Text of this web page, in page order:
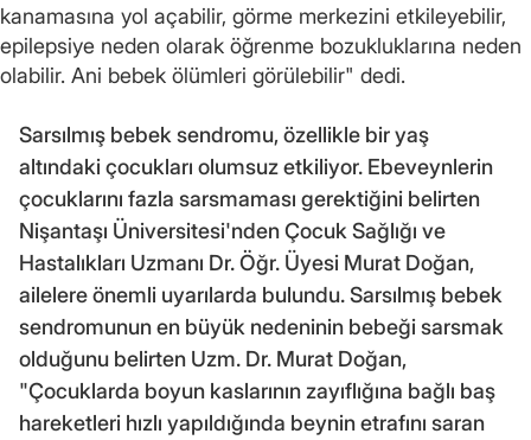
kanamasına yol açabilir, görme merkezini etkileyebilir,
epilepsiye neden olarak öğrenme bozukluklarına neden
olabilir. Ani bebek ölümleri görülebilir" dedi.
Sarsılmış bebek sendromu, özellikle bir yaş
altındaki çocukları olumsuz etkiliyor. Ebeveynlerin
çocuklarını fazla sarsmaması gerektiğini belirten
Nişantaşı Üniversitesi'nden Çocuk Sağlığı ve
Hastalıkları Uzmanı Dr. Öğr. Üyesi Murat Doğan,
ailelere önemli uyarılarda bulundu. Sarsılmış bebek
sendromunun en büyük nedeninin bebeği sarsmak
olduğunu belirten Uzm. Dr. Murat Doğan,
"Çocuklarda boyun kaslarının zayıflığına bağlı baş
hareketleri hızlı yapıldığında beynin etrafını saran